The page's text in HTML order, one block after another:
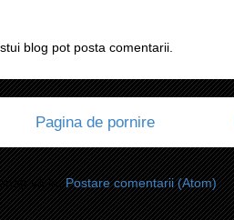
blog pot posta comentarii.
Pagina de pornire
vă la:Postare comentarii (Atom)